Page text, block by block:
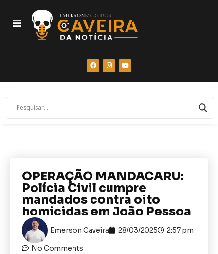
OPERAÇÃO MANDACARU:
Polícia Civil cumpre
mandados contra oito
homicidas em João Pessoa
Emerson Caveira 28/03/2025 2:57 pm
No Comments